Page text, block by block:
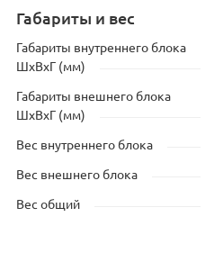
Габариты и вес
Габариты внутреннего блока
ШхВхГ (мм)
Габариты внешнего блока
ШхВхГ (мм)
Вес внутреннего блока
Вес внешнего блока
Вес общий